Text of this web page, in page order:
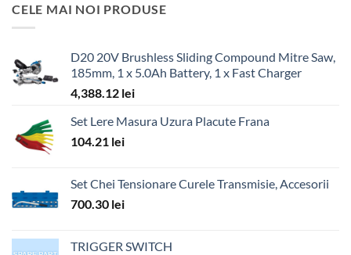
CELE MAI NOI PRODUSE
D20 20V Brushless Sliding Compound Mitre Saw,
185mm, 1 x 5.0Ah Battery, 1 x Fast Charger
4,388.12 lei
Set Lere Masura Uzura Placute Frana
104.21 lei
Set Chei Tensionare Curele Transmisie, Accesorii
700.30 lei
TRIGGER SWITCH